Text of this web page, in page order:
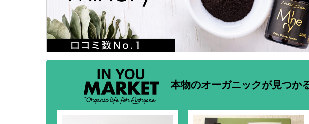
本物のオーガニックが見つか